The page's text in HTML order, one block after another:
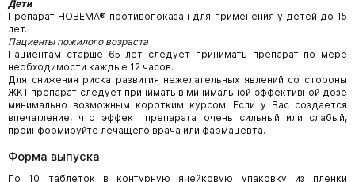
Дети
Препарат НОВЕМА® противопоказан для применения у детей до 15
лет.
Пациенты пожилого возраста
Пациентам старше 65 лет следует принимать препарат по мере
необходимости каждые 12 часов.
Для снижения риска развития нежелательных явлений со стороны
ЖКТ препарат следует принимать в минимальной эффективной дозе
минимально возможным коротким курсом. Если у Вас создается
впечатление, что эффект препарата очень сильный или слабый,
проинформируйте лечащего врача или фармацевта.
Форма выпуска
По 10 таблеток в контурную ячейковую упаковку из пленки